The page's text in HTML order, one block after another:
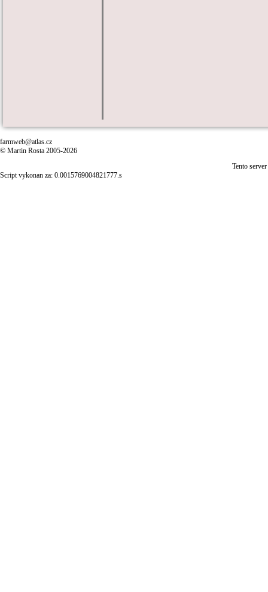
farmweb@atlas.cz
© Martin Rosta 2005-2026
Tento
Script vykonan za: 0.0015769004821777.s